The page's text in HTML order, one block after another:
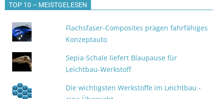
TOP 10 – MEISTGELESEN
Flachsfaser-Composites prägen fahrfähiges
Konzeptauto
Sepia-Schale liefert Blaupause für
Leichtbau-Werkstoff
Die wichtigsten Werkstoffe im Leichtbau -